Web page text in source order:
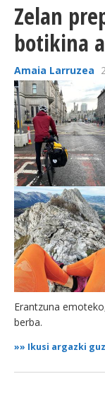
Zelan
botikina
Amaia Larruzea
Erantzuna
berba.
»» Ikusi argazki